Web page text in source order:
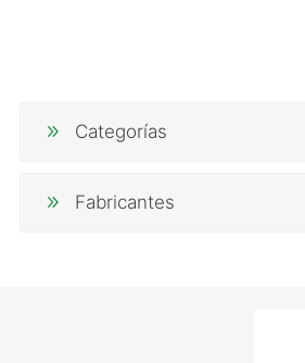
Categorías
Fabricantes